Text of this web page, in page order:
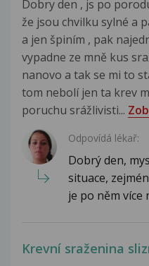
Dobry den , js po
že jsou chvilku sylné a
a jen špiním , pak
vypadne ze mně kus
nanovo a tak se mi to
tom nebolí jen ta krev
poruchu srážlivisti...
Odpovídá lékař:
Dobrý den,
situace,
je po něm více
Krevní sraženina